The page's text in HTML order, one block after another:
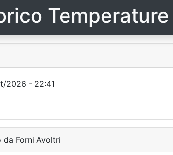
2026 - 22:41
da Forni Avoltri